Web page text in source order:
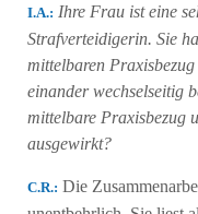
Ι.Α.: Ihre Frau ist eine
Strafverteidigerin. Sie
mittelbaren
einander wechselseitig
mittelbare Praxisbezug
ausgewirkt?
C.R.: Die